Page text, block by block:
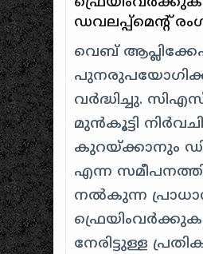
ഡവലപ്പ്മെന്റ്
വെബ്
വർദ്ധിച്ചു.
മുൻകൂട്ടി
കുറയ്ക്കാനും
എന്ന
നൽകുന്ന
നേരിട്ടുള്ള